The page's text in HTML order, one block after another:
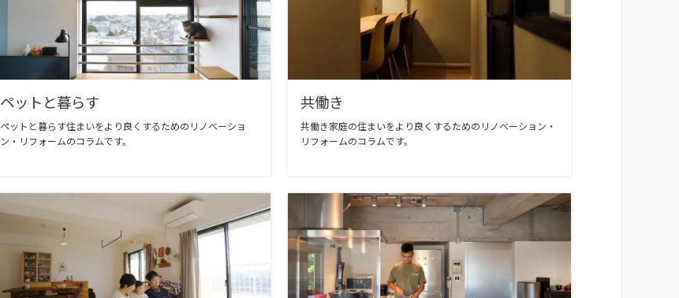
ペットと暮らす
ペットと暮らす住まいをより良くするためのリノベーショ
ン・リフォームのコラムです。
共働き
共働き家庭の住まいをより良くするためのリノベーション・
リフォームのコラムです。